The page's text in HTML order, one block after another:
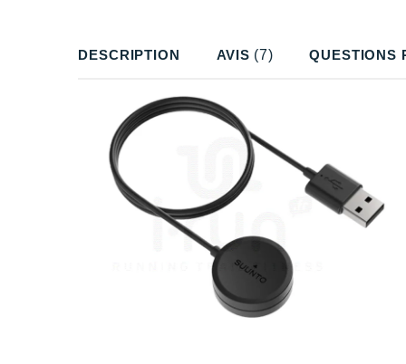
DESCRIPTION AVIS (7) QUESTIONS